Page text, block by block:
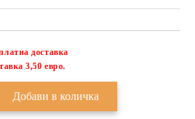
доставка
3,50 евро.